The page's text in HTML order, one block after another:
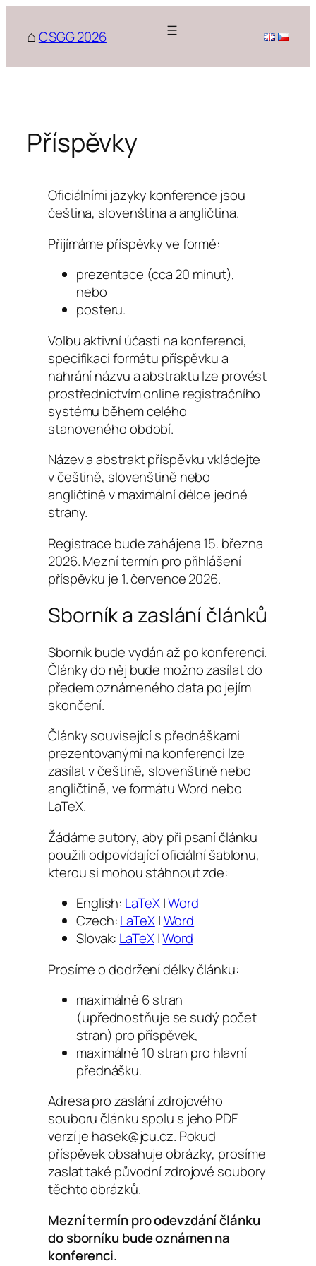
obsah
CSGG 2026
Příspěvky
Oficiálními jazyky konference jsou
čeština, slovenština a angličtina.
Přijímáme příspěvky ve formě:
prezentace (cca 20 minut),
nebo
posteru.
Volbu aktivní účasti na konferenci,
specifikaci formátu příspěvku a
nahrání názvu a abstraktu lze provést
prostřednictvím online registračního
systému během celého
stanoveného období.
Název a abstrakt příspěvku vkládejte
v češtině, slovenštině nebo
angličtině v maximální délce jedné
strany.
Registrace bude zahájena 15. března
2026. Mezní termín pro přihlášení
příspěvku je 1. července 2026.
Sborník a zaslání článků
Sborník bude vydán až po konferenci.
Články do něj bude možno zasílat do
předem oznámeného data po jejím
skončení.
Články související s přednáškami
prezentovanými na konferenci lze
zasílat v češtině, slovenštině nebo
angličtině, ve formátu Word nebo
LaTeX.
Žádáme autory, aby při psaní článku
použili odpovídající oficiální šablonu,
kterou si mohou stáhnout zde:
English: LaTeX|Word
Czech:LaTeX|Word
Slovak: LaTeX|Word
Prosíme o dodržení délky článku:
maximálně 6 stran
(upřednostňuje se sudý počet
stran) pro příspěvek,
maximálně 10 stran pro hlavní
přednášku.
Adresa pro zaslání zdrojového
souboru článku spolu s jeho PDF
verzí je hasek@jcu.cz. Pokud
příspěvek obsahuje obrázky, prosíme
zaslat také původní zdrojové soubory
těchto obrázků.
Mezní termín pro odevzdání článku
do sborníku bude oznámen na
konferenci.